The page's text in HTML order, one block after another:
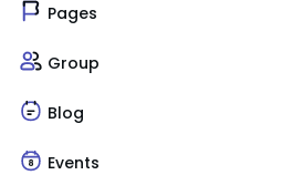
Pages
Group
Blog
Events